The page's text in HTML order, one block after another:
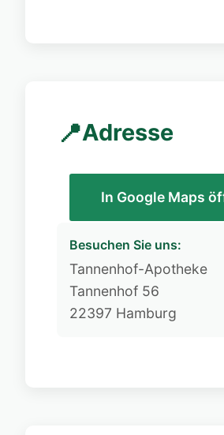
📍Adresse
In Google Maps
Besuchen Sie uns:
Tannenhof-Apotheke
Tannenhof 56
22397 Hamburg